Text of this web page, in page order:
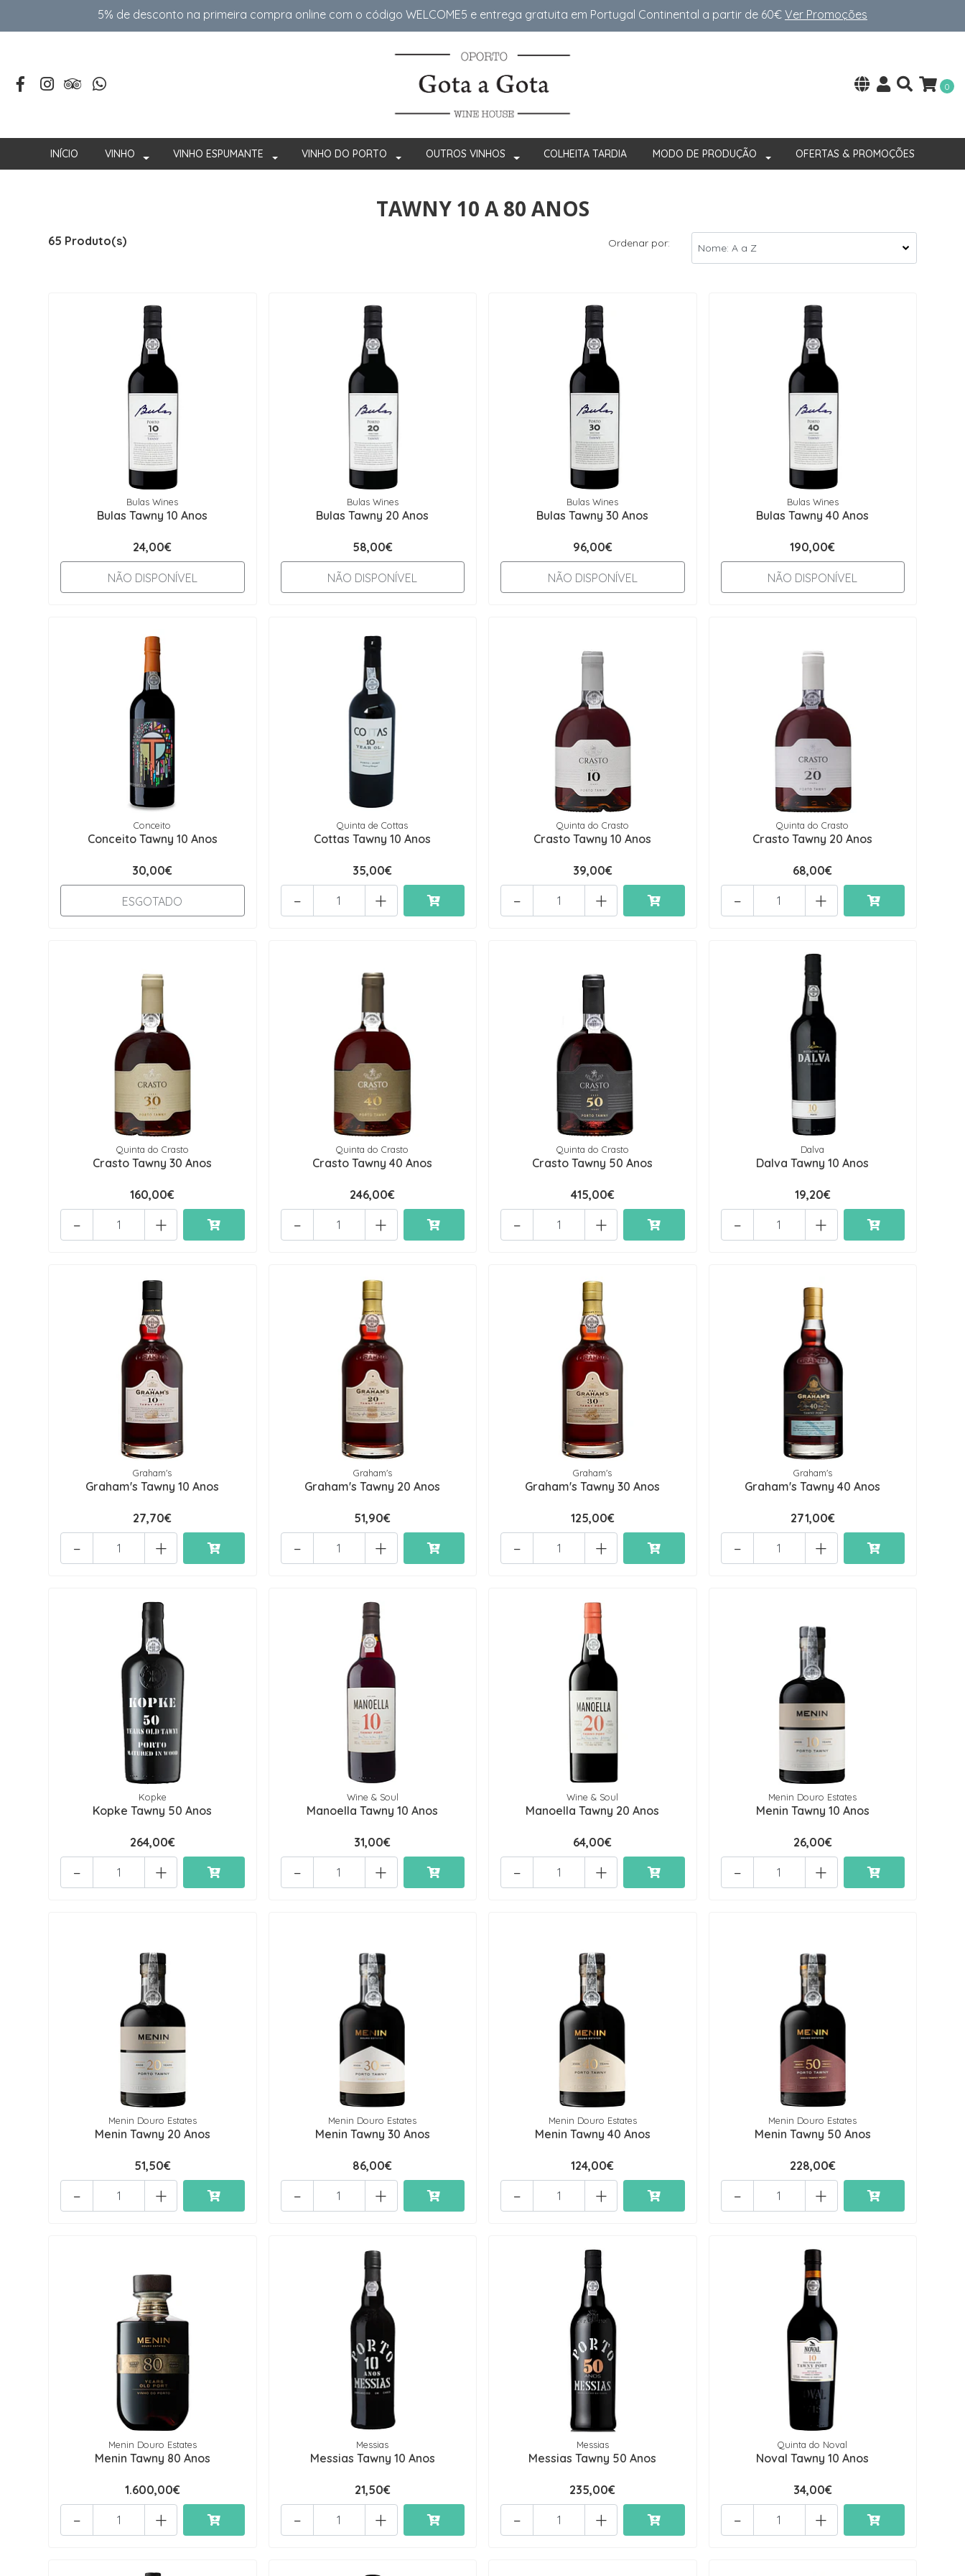
5% de desconto na primeira compra online com o código WELCOME5 e entrega gratuita em Portugal Continental a partir de 60€ Ver Promoções
0
INÍCIO VINHO VINHO ESPUMANTE VINHO DO PORTO OUTROS VINHOS COLHEITA TARDIA MODO DE PRODUÇÃO OFERTAS & PROMOÇÕES
TAWNY 10 A 80 ANOS
65 Produto(s) Ordenar por:
Bulas Wines
Bulas Tawny 10 Anos
24,00€
NÃO DISPONÍVEL
Bulas Wines
Bulas Tawny 20 Anos
58,00€
NÃO DISPONÍVEL
Bulas Wines
Bulas Tawny 30 Anos
96,00€
NÃO DISPONÍVEL
Bulas Wines
Bulas Tawny 40 Anos
190,00€
NÃO DISPONÍVEL
Conceito
Conceito Tawny 10 Anos
30,00€
ESGOTADO
Quinta de Cottas
Cottas Tawny 10 Anos
35,00€
+
-
Quinta do Crasto
Crasto Tawny 10 Anos
39,00€
+
-
Quinta do Crasto
Crasto Tawny 20 Anos
68,00€
+
-
Quinta do Crasto
Crasto Tawny 30 Anos
160,00€
+
-
Quinta do Crasto
Crasto Tawny 40 Anos
246,00€
+
-
Quinta do Crasto
Crasto Tawny 50 Anos
415,00€
+
-
Dalva
Dalva Tawny 10 Anos
19,20€
+
-
Graham's
Graham's Tawny 10 Anos
27,70€
+
-
Graham's
Graham's Tawny 20 Anos
51,90€
+
-
Graham's
Graham's Tawny 30 Anos
125,00€
+
-
Graham's
Graham's Tawny 40 Anos
271,00€
+
-
Kopke
Kopke Tawny 50 Anos
264,00€
+
-
Wine & Soul
Manoella Tawny 10 Anos
31,00€
+
-
Wine & Soul
Manoella Tawny 20 Anos
64,00€
+
-
Menin Douro Estates
Menin Tawny 10 Anos
26,00€
+
-
Menin Douro Estates
Menin Tawny 20 Anos
51,50€
+
-
Menin Douro Estates
Menin Tawny 30 Anos
86,00€
+
-
Menin Douro Estates
Menin Tawny 40 Anos
124,00€
+
-
Menin Douro Estates
Menin Tawny 50 Anos
228,00€
+
-
Menin Douro Estates
Menin Tawny 80 Anos
1.600,00€
+
-
Messias
Messias Tawny 10 Anos
21,50€
+
-
Messias
Messias Tawny 50 Anos
235,00€
+
-
Quinta do Noval
Noval Tawny 10 Anos
34,00€
+
-